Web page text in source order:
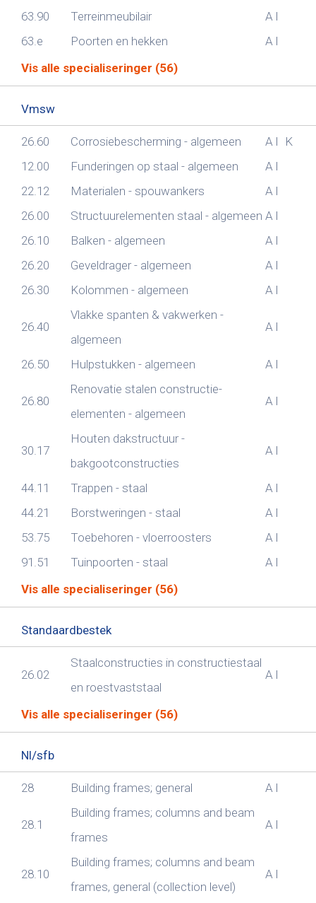
63.90
Terreinmeubilair A I
63.e
Poorten en hekken A I
Vis alle specialiseringer (56)
Vmsw
26.60 Corrosiebescherming - algemeen A I
K
12.00
Funderingen op staal - algemeen A I
22.12
Materialen - spouwankers A I
26.00
Structuurelementen staal - algemeen A I
26.10
Balken - algemeen A I
26.20
Geveldrager - algemeen A I
26.30
Kolommen - algemeen A I
26.40
Vlakke spanten & vakwerken -
algemeen
A I
26.50 Hulpstukken - algemeen A I
26.80
Renovatie stalen constructie-
elementen - algemeen
A I
30.17
Houten dakstructuur -
bakgootconstructies
A I
44.11 Trappen - staal A I
44.21
Borstweringen - staal A I
53.75
Toebehoren - vloerroosters A I
91.51
Tuinpoorten - staal A I
Vis alle specialiseringer (56)
Standaardbestek
26.02
Staalconstructies in constructiestaal
en roestvaststaal
A I
Vis alle specialiseringer (56)
Nl/sfb
28 Building frames; general A I
28.1
Building frames; columns and beam
frames
A I
28.10
Building frames; columns and beam
frames, general (collection level)
A I